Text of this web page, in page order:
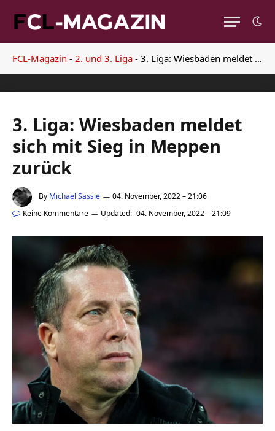
FCL-Magazin - 2. und 3. Liga - 3. Liga: Wiesbaden meldet sich mit Sieg in Meppen zurück
3. Liga: Wiesbaden meldet
sich mit Sieg in Meppen
zurück
By Michael Sassie
04. November, 2022 – 21:06
Keine Kommentare
Updated: 04. November, 2022 – 21:09